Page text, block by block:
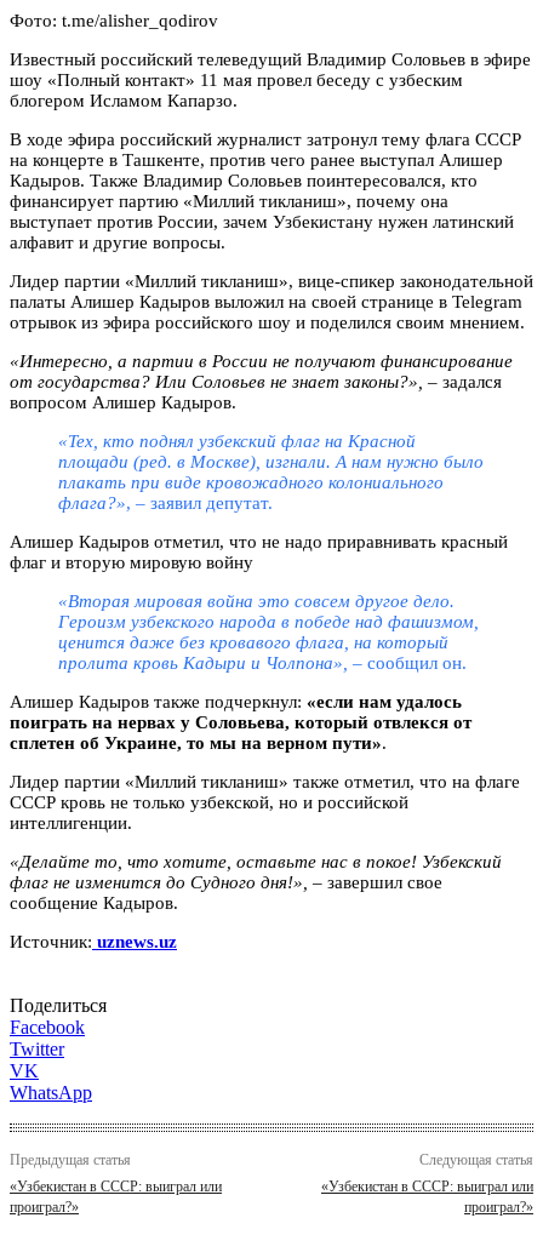
Фото: t.me/alisher_qodirov
Известный российский телеведущий Владимир Соловьев в эфире
шоу «Полный контакт» 11 мая провел беседу с узбеским
блогером Исламом Капарзо.
В ходе эфира российский журналист затронул тему флага СССР
на концерте в Ташкенте, против чего ранее выступал Алишер
Кадыров. Также Владимир Соловьев поинтересовался, кто
финансирует партию «Миллий тикланиш», почему она
выступает против России, зачем Узбекистану нужен латинский
алфавит и другие вопросы.
Лидер партии «Миллий тикланиш», вице-спикер законодательной
палаты Алишер Кадыров выложил на своей странице в Telegram
отрывок из эфира российского шоу и поделился своим мнением.
«Интересно, а партии в России не получают финансирование
от государства? Или Соловьев не знает законы?», – задался
вопросом Алишер Кадыров.
«Тех, кто поднял узбекский флаг на Красной
площади (ред. в Москве), изгнали. А нам нужно было
плакать при виде кровожадного колониального
флага?», – заявил депутат.
Алишер Кадыров отметил, что не надо приравнивать красный
флаг и вторую мировую войну
«Вторая мировая война это совсем другое дело.
Героизм узбекского народа в победе над фашизмом,
ценится даже без кровавого флага, на который
пролита кровь Кадыри и Чолпона», – сообщил он.
Алишер Кадыров также подчеркнул: «если нам удалось
поиграть на нервах у Соловьева, который отвлекся от
сплетен об Украине, то мы на верном пути».
Лидер партии «Миллий тикланиш» также отметил, что на флаге
СССР кровь не только узбекской, но и российской
интеллигенции.
«Делайте то, что хотите, оставьте нас в покое! Узбекский
флаг не изменится до Судного дня!», – завершил свое
сообщение Кадыров.
Источник: uznews.uz
Поделиться
Facebook
Twitter
VK
WhatsApp
Предыдущая статья
«Узбекистан в СССР: выиграл или
проиграл?»
Следующая статья
«Узбекистан в СССР: выиграл или
проиграл?»